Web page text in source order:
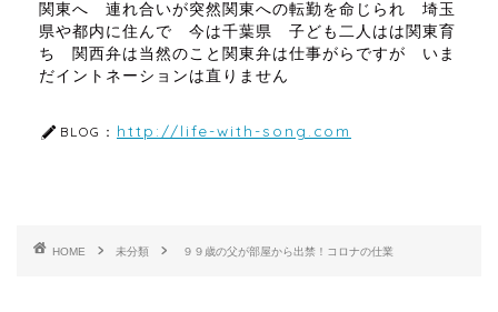
関東へ 連れ合いが突然関東への転勤を命じられ 埼玉
県や都内に住んで 今は千葉県 子ども二人はは関東育
ち 関西弁は当然のこと関東弁は仕事がらですが いま
だイントネーションは直りません
BLOG： http://life-with-song.com
HOME 未分類 ９９歳の父が部屋から出禁！コロナの仕業